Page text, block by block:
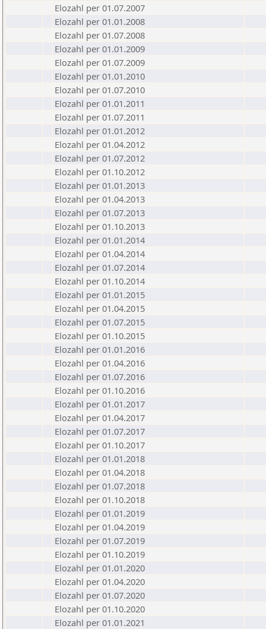
Elozahl per 01.07.2007
Elozahl per 01.01.2008
Elozahl per 01.07.2008
Elozahl per 01.01.2009
Elozahl per 01.07.2009
Elozahl per 01.01.2010
Elozahl per 01.07.2010
Elozahl per 01.01.2011
Elozahl per 01.07.2011
Elozahl per 01.01.2012
Elozahl per 01.04.2012
Elozahl per 01.07.2012
Elozahl per 01.10.2012
Elozahl per 01.01.2013
Elozahl per 01.04.2013
Elozahl per 01.07.2013
Elozahl per 01.10.2013
Elozahl per 01.01.2014
Elozahl per 01.04.2014
Elozahl per 01.07.2014
Elozahl per 01.10.2014
Elozahl per 01.01.2015
Elozahl per 01.04.2015
Elozahl per 01.07.2015
Elozahl per 01.10.2015
Elozahl per 01.01.2016
Elozahl per 01.04.2016
Elozahl per 01.07.2016
Elozahl per 01.10.2016
Elozahl per 01.01.2017
Elozahl per 01.04.2017
Elozahl per 01.07.2017
Elozahl per 01.10.2017
Elozahl per 01.01.2018
Elozahl per 01.04.2018
Elozahl per 01.07.2018
Elozahl per 01.10.2018
Elozahl per 01.01.2019
Elozahl per 01.04.2019
Elozahl per 01.07.2019
Elozahl per 01.10.2019
Elozahl per 01.01.2020
Elozahl per 01.04.2020
Elozahl per 01.07.2020
Elozahl per 01.10.2020
Elozahl per 01.01.2021